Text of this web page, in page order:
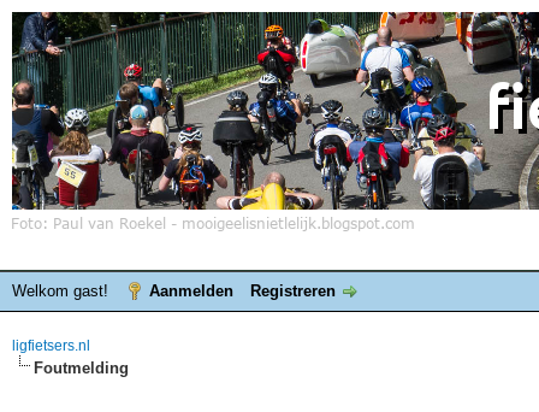
Welkom gast! Aanmelden Registreren
ligfietsers.nl
Foutmelding